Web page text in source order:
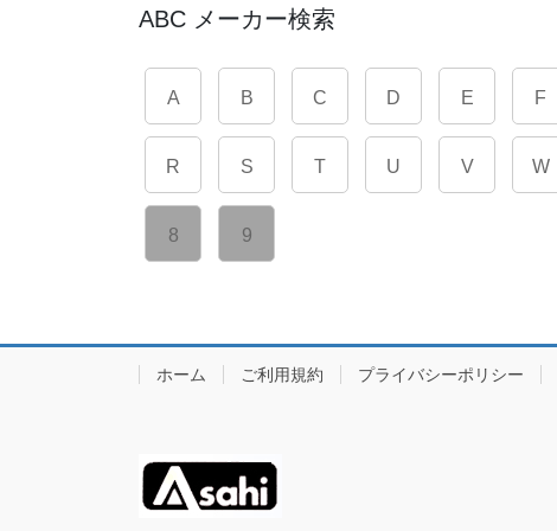
ABC メーカー検索
A B C D E F
R S T U V W
8 9
ホーム ご利用規約 プライバシーポリシー